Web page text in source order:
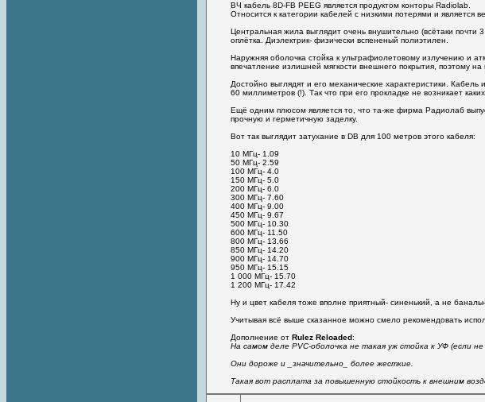
ВЧ кабель 8D-FB PEEG является продуктом конторы Radiolab.
Относится к категории кабелей с низкими потерями и
Центральная жила выглядит очень внушительно (всётаки
оплётка. Диэлектрик- физически вспененый полиэтилен.
Наружняя оболочка стойка к ультрафиолетовому излучению и
впечатление излишней мягкости внешнего покрытия, поэтому
Достойно выглядят и его механические характеристики.
60 миллиметров (!). Так что при его прокладке не возникает
Ещё одним плюсом является то, что та-же фирма Радиолаб
прочную и герметичную заделку.
Вот так выглядит затухание в DB для 100 метров этого кабеля:
10 МГц- 1.09
50 МГц- 2.59
100 МГц- 4.0
150 МГц- 5.0
200 МГц- 6.0
300 МГц- 7.60
400 МГц- 9.00
450 МГц- 9.67
500 МГц- 10.30
600 МГц- 11.50
800 МГц- 13.66
850 МГц- 14.20
900 МГц- 14.70
950 МГц- 15.15
1 000 МГц- 15.70
1 200 МГц- 17.42
Ну и цвет кабеля тоже вполне приятный- синенький, а не
Учитывая всё выше сказанное можно смело рекомендовать
Дополнение от Rulez Reloaded:
На самом деле PVC-оболочка не такая уж стойка к УФ (если
Они дороже и _значительно_ более жесткие.
Такая вот расплата за повышенную стойкость к внешним